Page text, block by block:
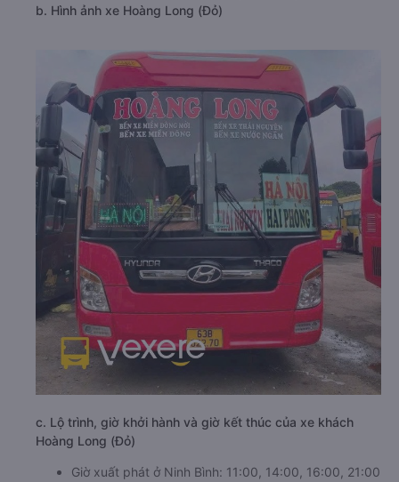
b. Hình ảnh xe Hoàng Long (Đỏ)
c. Lộ trình, giờ khởi hành và giờ kết thúc của xe khách
Hoàng Long (Đỏ)
Giờ xuất phát ở Ninh Bình: 11:00, 14:00, 16:00, 21:00